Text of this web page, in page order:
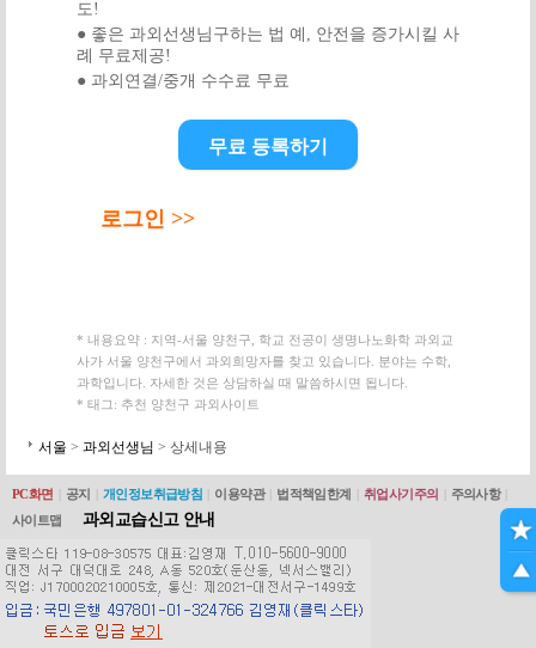
도!
● 좋은 과외선생님구하는 법 예, 안전을 증가시킬 사
례 무료제공!
● 과외연결/중개 수수료 무료
무료 등록하기
로그인 >>
* 내용요약 : 지역-서울 양천구, 학교 전공이 생명나노화학 과외교
사가 서울 양천구에서 과외희망자를 찾고 있습니다. 분야는 수학,
과학입니다. 자세한 것은 상담하실 때 말씀하시면 됩니다.
* 태그: 추천 양천구 과외사이트
서울 > 과외선생님 > 상세내용
PC화면 공지 개인정보취급방침 이용약관 법적책임한계 취업사기주의 주의사항
사이트맵
과외교습신고 안내